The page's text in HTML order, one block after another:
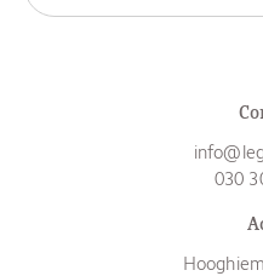
030